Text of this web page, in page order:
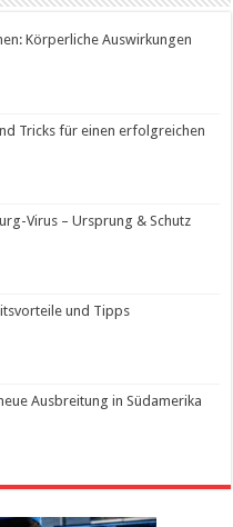
Körperliche Auswirkungen
Tricks für einen erfolgreichen
Virus – Ursprung & Schutz
und Tipps
Ausbreitung in Südamerika